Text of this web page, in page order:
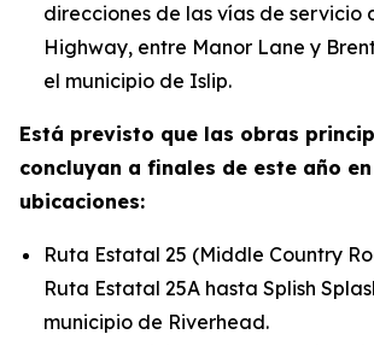
direcciones de las vías de servicio
Highway, entre Manor Lane y
el municipio de Islip.
Está previsto que las obras
concluyan a finales de este año
ubicaciones:
Ruta Estatal 25 (Middle Country
Ruta Estatal 25A hasta Splish
municipio de Riverhead.